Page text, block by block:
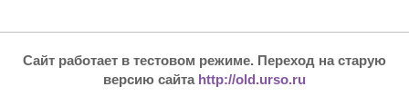
Сайт работает в тестовом режиме. Переход на старую
версию сайта http://old.urso.ru